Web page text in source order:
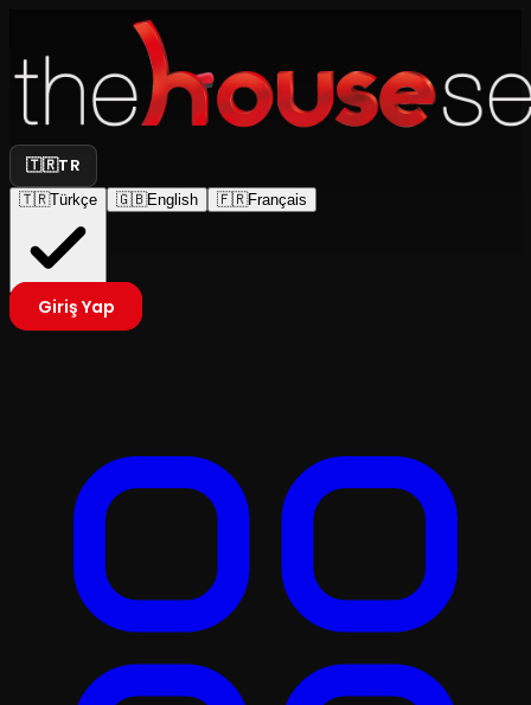
🇹🇷TR
🇹🇷Türkçe 🇬🇧English 🇫🇷Français
Giriş Yap